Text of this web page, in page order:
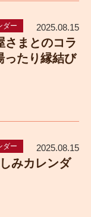
ダー 2025.08.15
さまとのコラ
ったり縁結び
ダー 2025.08.15
みカレンダ